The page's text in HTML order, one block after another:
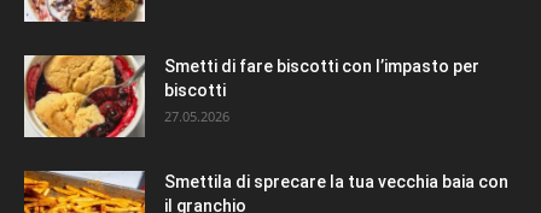
Smetti di fare biscotti con l’impasto per
biscotti
27.05.2026
Smettila di sprecare la tua vecchia baia con
il granchio